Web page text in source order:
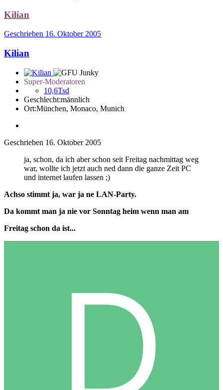
Kilian
Geschrieben 16. Oktober 2005
Kilian
Super-Moderatoren
10,6Tsd
Geschlecht:männlich
Ort:München, Monaco, Munich
Geschrieben 16. Oktober 2005
ja, schon, da ich aber schon seit Freitag nachmittag weg
war, wollte ich jetzt auch ned dann die ganze Zeit PC
und internet laufen lassen ;)
Achso stimmt ja, war ja ne LAN-Party.
Da kommt man ja nie vor Sonntag heim wenn man am
Freitag schon da ist...